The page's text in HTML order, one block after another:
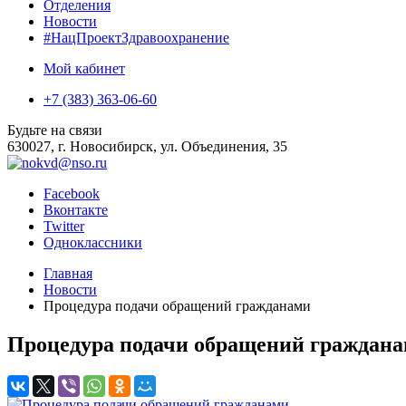
Отделения
Новости
#НацПроектЗдравоохранение
Мой кабинет
+7 (383) 363-06-60
Будьте на связи
630027, г. Новосибирск, ул. Объединения, 35
Facebook
Вконтакте
Twitter
Одноклассники
Главная
Новости
Процедура подачи обращений гражданами
Процедура подачи обращений